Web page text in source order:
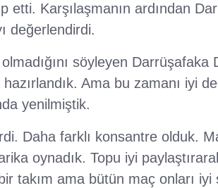
etti. Karşılaşmanın ardından
değerlendirdi.
söyleyen Darrüşafaka
Ama bu zamanı iyi
yenilmiştik.
Daha farklı konsantre olduk.
oynadık. Topu iyi
takım ama bütün maç onları iyi